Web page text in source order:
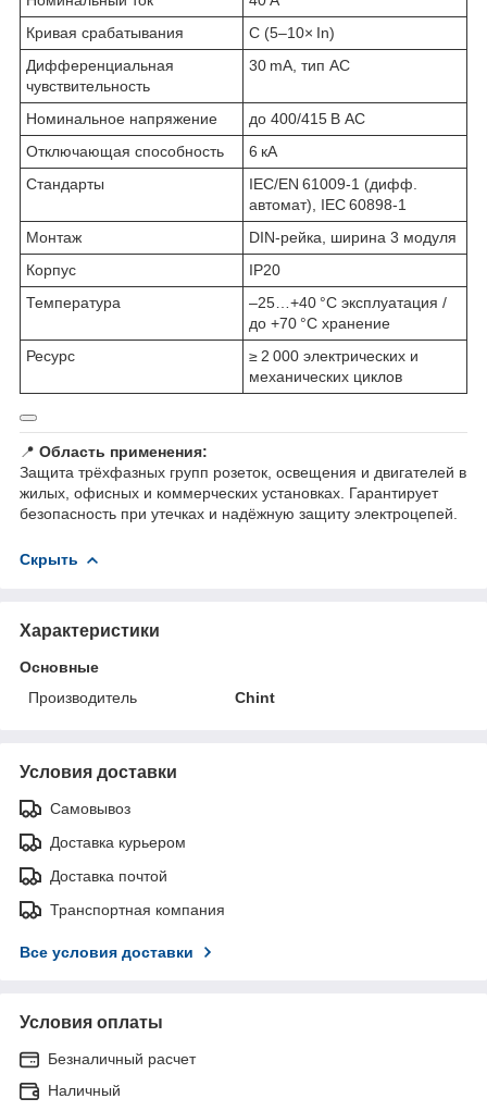
Кривая срабатывания
C (5–10× In)
Дифференциальная
чувствительность
30 mA, тип AC
Номинальное напряжение
до 400/415 В AC
Отключающая способность
6 кА
Стандарты
IEC/EN 61009‑1 (дифф.
автомат), IEC 60898‑1
Монтаж
DIN‑рейка, ширина 3 модуля
Корпус
IP20
Температура
–25…+40 °C эксплуатация /
до +70 °C хранение
Ресурс
≥ 2 000 электрических и
механических циклов
📍 Область применения:
Защита трёхфазных групп розеток, освещения и двигателей в
жилых, офисных и коммерческих установках. Гарантирует
безопасность при утечках и надёжную защиту электроцепей.
Скрыть
Характеристики
Основные
Производитель
Chint
Условия доставки
Самовывоз
Доставка курьером
Доставка почтой
Транспортная компания
Все условия доставки
Условия оплаты
Безналичный расчет
Наличный